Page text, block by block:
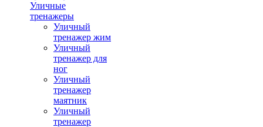
Уличные
тренажеры
Уличный
тренажер жим
Уличный
тренажер для
ног
Уличный
тренажер
маятник
Уличный
тренажер